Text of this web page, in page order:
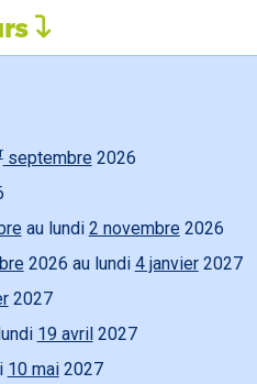
septembre 2026
au lundi 2 novembre 2026
2026 au lundi 4 janvier2027
2027
19 avril 2027
10 mai2027